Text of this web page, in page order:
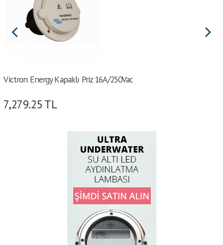
Victron Energy Kapaklı Priz 16A/250Vac
7,279.25 TL